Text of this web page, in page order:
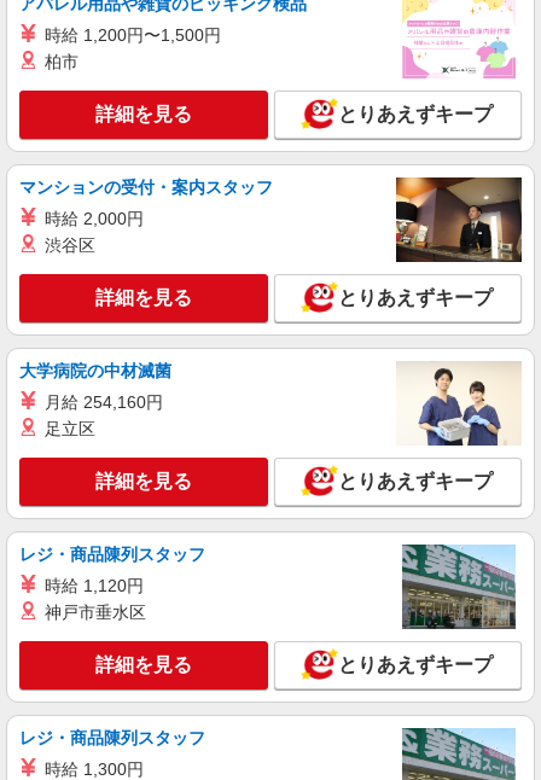
時給 1,200円〜1,500円
柏市
詳細を見る とりあえずキープ
マンションの受付・案内スタッフ
時給 2,000円
渋谷区
詳細を見る とりあえずキープ
大学病院の中材滅菌
月給 254,160円
足立区
詳細を見る とりあえずキープ
レジ・商品陳列スタッフ
時給 1,120円
神戸市垂水区
詳細を見る とりあえずキープ
レジ・商品陳列スタッフ
時給 1,300円